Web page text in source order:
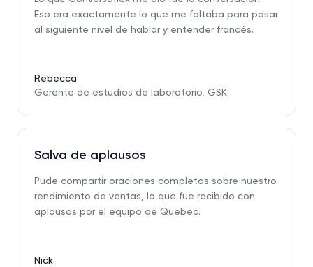
Eso era exactamente lo que me faltaba para pasar
al siguiente nivel de hablar y entender francés.
Rebecca
Gerente de estudios de laboratorio, GSK
Salva de aplausos
Pude compartir oraciones completas sobre nuestro
rendimiento de ventas, lo que fue recibido con
aplausos por el equipo de Quebec.
Nick